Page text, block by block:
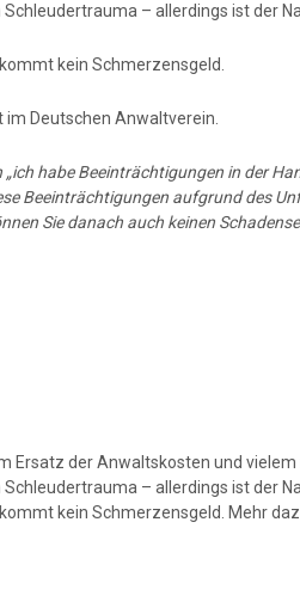
– allerdings ist der
kein Schmerzensgeld.
Deutschen Anwaltverein.
habe Beeinträchtigungen in der
Beeinträchtigungen aufgrund des
Sie danach auch keinen
Ersatz der Anwaltskosten und
– allerdings ist der
kein Schmerzensgeld. Mehr